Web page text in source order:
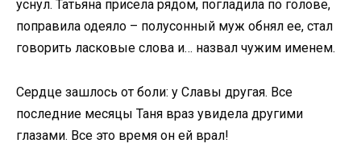
уснул. Татьяна присела рядом, погладила по голове,
поправила одеяло – полусонный муж обнял ее, стал
говорить ласковые слова и… назвал чужим именем.
Сердце зашлось от боли: у Славы другая. Все
последние месяцы Таня враз увидела другими
глазами. Все это время он ей врал!